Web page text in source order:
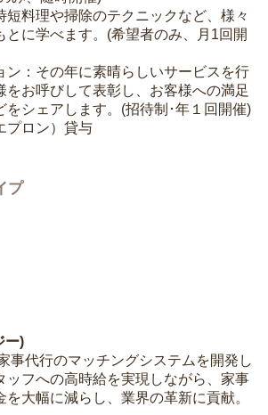
短料理や掃除のテクニックなど、様々
とに学べます。(希望者のみ、月1回開
ン：その年に素晴らしいサービスを行
をお呼びして表彰し、お客様への満足
をシェアします。(招待制･年１回開催)
プロン）貸与
プ
ー)
事代行のマッチングシステムを開発し
ッフへの高時給を実現しながら、家事
大幅に減らし、業界の革新に貢献。